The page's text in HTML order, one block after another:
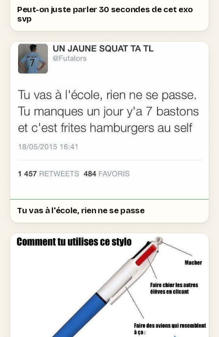
Peut-on juste parler 30 secondes de cet exo
svp
Tu vas à l'école, rien ne se passe